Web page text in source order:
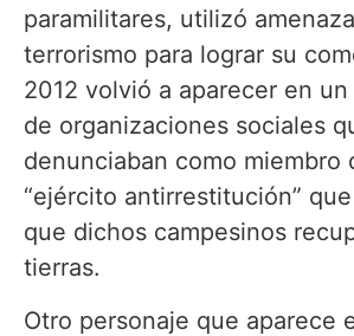
paramilitares, utilizó
terrorismo para lograr su
2012 volvió a aparecer en
de organizaciones sociales
denunciaban como miembro
“ejército antirrestitución”
que dichos campesinos
tierras.
Otro personaje que aparece